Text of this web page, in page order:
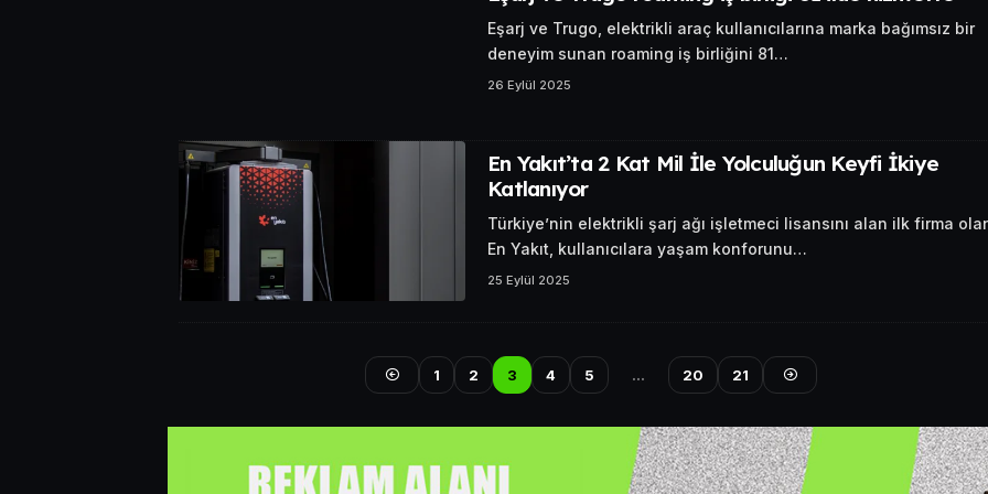
Eşarj ve Trugo, elektrikli araç kullanıcılarına marka bağımsız bir
deneyim sunan roaming iş birliğini 81…
26 Eylül 2025
En Yakıt’ta 2 Kat Mil İle Yolculuğun Keyfi İkiye
Katlanıyor
Türkiye’nin elektrikli şarj ağı işletmeci lisansını alan ilk firma
En Yakıt, kullanıcılara yaşam konforunu…
25 Eylül 2025
1 2 3 4 5 … 20 21